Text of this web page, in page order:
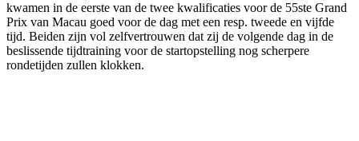
kwamen in de eerste van de twee kwalificaties voor de 55ste Grand
Prix van Macau goed voor de dag met een resp. tweede en vijfde
tijd. Beiden zijn vol zelfvertrouwen dat zij de volgende dag in de
beslissende tijdtraining voor de startopstelling nog scherpere
rondetijden zullen klokken.